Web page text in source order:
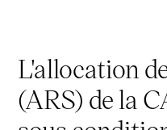
L'allocation
(ARS) de la